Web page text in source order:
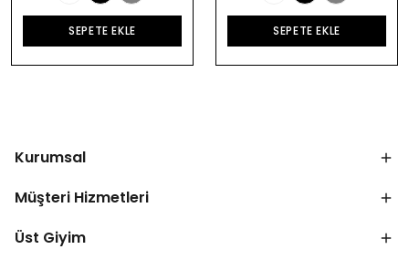
SEPETE EKLE SEPETE EKLE
Kurumsal
Müşteri Hizmetleri
Üst Giyim